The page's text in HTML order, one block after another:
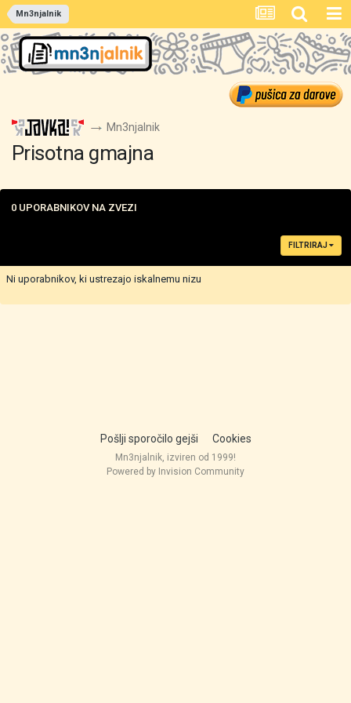
Mn3njalnik
Mn3njalnik
Prisotna gmajna
0 UPORABNIKOV NA ZVEZI
FILTRIRAJ
Ni uporabnikov, ki ustrezajo iskalnemu nizu
Pošlji sporočilo gejši Cookies
Mn3njalnik, izviren od 1999!
Powered by Invision Community